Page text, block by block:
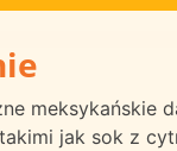
meksykańskie
jak sok z